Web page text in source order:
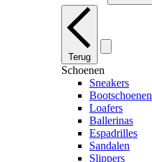
Terug
Schoenen
Sneakers
Bootschoenen
Loafers
Ballerinas
Espadrilles
Sandalen
Slippers